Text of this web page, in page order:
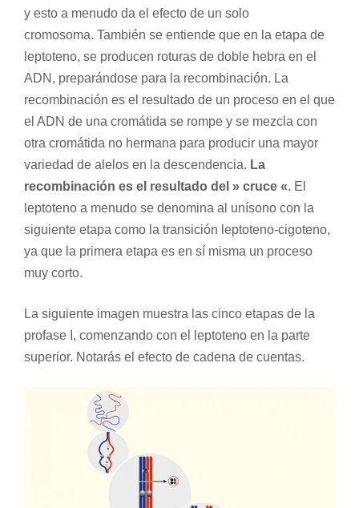
y esto a menudo da el efecto de un solo
cromosoma. También se entiende que en la etapa de
leptoteno, se producen roturas de doble hebra en el
ADN, preparándose para la recombinación. La
recombinación es el resultado de un proceso en el que
el ADN de una cromátida se rompe y se mezcla con
otra cromátida no hermana para producir una mayor
variedad de alelos en la descendencia. La
recombinación es el resultado del » cruce «. El
leptoteno a menudo se denomina al unísono con la
siguiente etapa como la transición leptoteno-cigoteno,
ya que la primera etapa es en sí misma un proceso
muy corto.
La siguiente imagen muestra las cinco etapas de la
profase I, comenzando con el leptoteno en la parte
superior. Notarás el efecto de cadena de cuentas.